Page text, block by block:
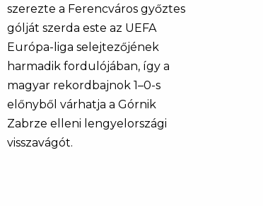
szerezte a Ferencváros győztes
gólját szerda este az UEFA
Európa-liga selejtezőjének
harmadik fordulójában, így a
magyar rekordbajnok 1–0-s
előnyből várhatja a Górnik
Zabrze elleni lengyelországi
visszavágót.